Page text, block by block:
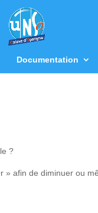
Documentation
?
» afin de diminuer ou